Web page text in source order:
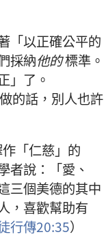
「以正確公平的
採納他的標準 。
」 了 。
做的話 ， 別人也許
作 「仁慈」 的
者說 ：「愛 、
三個美德的其中
， 喜歡幫助有
行傳20:35）